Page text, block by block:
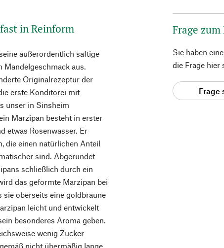
in Reinform
außerordentlich saftige
Mandelgeschmack aus.
Originalrezeptur der
erste Konditorei mit
unser in Sinsheim
Marzipan besteht in erster
etwas Rosenwasser. Er
die einen natürlichen Anteil
sind. Abgerundet
schließlich durch ein
das geformte Marzipan bei
sie oberseits eine goldbraune
leicht und entwickelt
besonderes Aroma geben.
wenig Zucker
nicht übermäßig lange
Frage
Sie haben
die Frage hier
Frage